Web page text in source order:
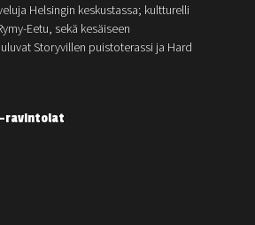
Helsingin keskustassa; kultturelli
Eetu, sekä kesäiseen
Storyvillen puistoterassi ja Hard
-ravintolat